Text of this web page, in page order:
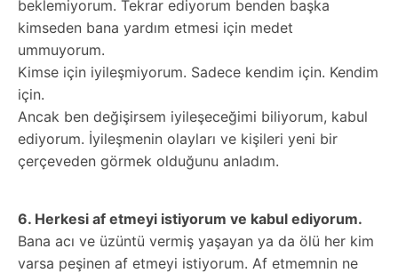
beklemiyorum. Tekrar ediyorum benden başka
kimseden bana yardım etmesi için medet
ummuyorum.
Kimse için iyileşmiyorum. Sadece kendim için. Kendim
için.
Ancak ben değişirsem iyileşeceğimi biliyorum, kabul
ediyorum. İyileşmenin olayları ve kişileri yeni bir
çerçeveden görmek olduğunu anladım.
6. Herkesi af etmeyi istiyorum ve kabul ediyorum.
Bana acı ve üzüntü vermiş yaşayan ya da ölü her kim
varsa peşinen af etmeyi istiyorum. Af etmemnin ne